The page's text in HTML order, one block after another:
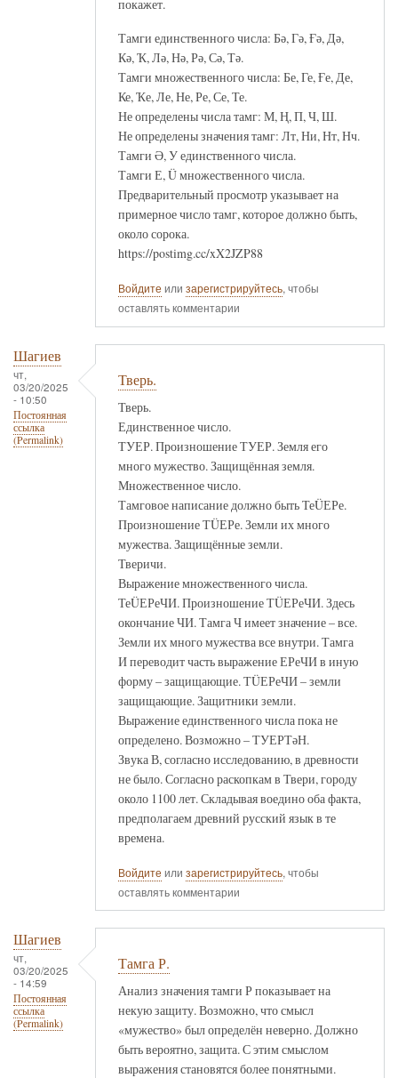
покажет.
Тамги единственного числа: Бә, Гә, Ғә, Дә,
Кә, Ҡ, Лә, Нә, Рә, Сә, Тә.
Тамги множественного числа: Бе, Ге, Ғе, Де,
Ке, Ҡе, Ле, Не, Ре, Се, Те.
Не определены числа тамг: М, Ң, П, Ч, Ш.
Не определены значения тамг: Лт, Ни, Нт, Нч.
Тамги Ә, У единственного числа.
Тамги Е, Ü множественного числа.
Предварительный просмотр указывает на
примерное число тамг, которое должно быть,
около сорока.
https://postimg.cc/xX2JZP88
Войдите или зарегистрируйтесь, чтобы
оставлять комментарии
Шагиев
чт,
03/20/2025
- 10:50
Постоянная
ссылка
(Permalink)
Тверь.
Тверь.
Единственное число.
ТУЕР. Произношение ТУЕР. Земля его
много мужество. Защищённая земля.
Множественное число.
Тамговое написание должно быть ТеÜЕРе.
Произношение ТÜЕРе. Земли их много
мужества. Защищённые земли.
Тверичи.
Выражение множественного числа.
ТеÜЕРеЧИ. Произношение ТÜЕРеЧИ. Здесь
окончание ЧИ. Тамга Ч имеет значение – все.
Земли их много мужества все внутри. Тамга
И переводит часть выражение ЕРеЧИ в иную
форму – защищающие. ТÜЕРеЧИ – земли
защищающие. Защитники земли.
Выражение единственного числа пока не
определено. Возможно – ТУЕРТәН.
Звука В, согласно исследованию, в древности
не было. Согласно раскопкам в Твери, городу
около 1100 лет. Складывая воедино оба факта,
предполагаем древний русский язык в те
времена.
Войдите или зарегистрируйтесь, чтобы
оставлять комментарии
Шагиев
чт,
03/20/2025
- 14:59
Постоянная
ссылка
(Permalink)
Тамга Р.
Анализ значения тамги Р показывает на
некую защиту. Возможно, что смысл
«мужество» был определён неверно. Должно
быть вероятно, защита. С этим смыслом
выражения становятся более понятными.